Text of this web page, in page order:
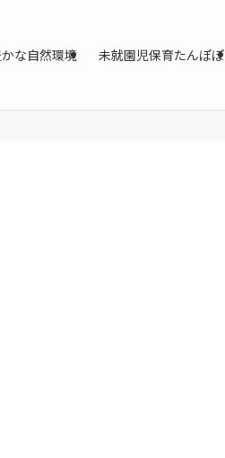
な自然環境 未就園児保育たんぽぽ